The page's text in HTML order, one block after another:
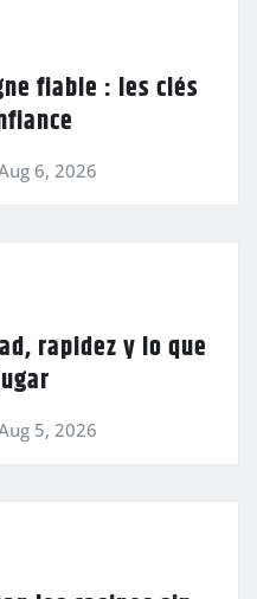
fiable : les clés
6, 2026
rapidez y lo que
5, 2026